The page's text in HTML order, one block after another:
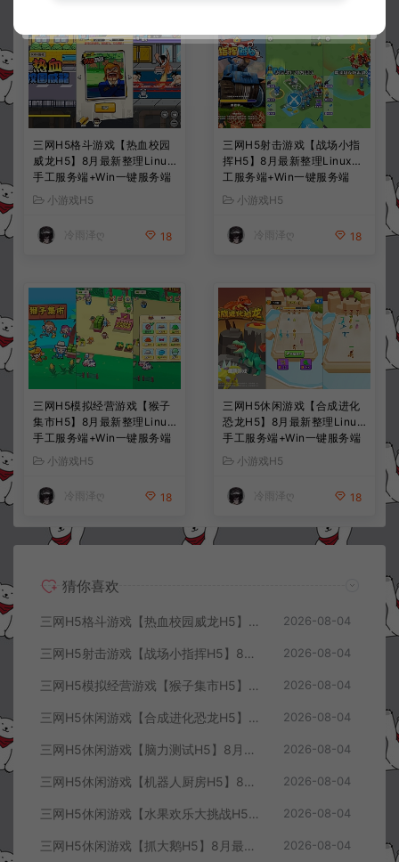
三网H5格斗游戏【热血校园
威龙H5】8月最新整理Linux
手工服务端+Win一键服务端
+解压即玩+简易安卓客户端
+详细搭建教程
小游戏H5
冷雨泽ღ 18
三网H5射击游戏【战场小指
挥H5】8月最新整理Linux手
工服务端+Win一键服务端
+解压即玩+简易安卓客户端
+详细搭建教程
小游戏H5
冷雨泽ღ 18
三网H5模拟经营游戏【猴子
集市H5】8月最新整理Linux
手工服务端+Win一键服务端
+解压即玩+简易安卓客户端
+详细搭建教程
小游戏H5
冷雨泽ღ 18
三网H5休闲游戏【合成进化
恐龙H5】8月最新整理Linux
手工服务端+Win一键服务端
+解压即玩+简易安卓客户端
+详细搭建教程
小游戏H5
冷雨泽ღ 18
猜你喜欢
三网H5格斗游戏【热血校园威龙H5】8月最新整理Linux手工服务端+Win一键服务端+解压即玩+简易安卓客户端+详细搭建教程 2026-08-04
三网H5射击游戏【战场小指挥H5】8月最新整理Linux手工服务端+Win一键服务端+解压即玩+简易安卓客户端+详细搭建教程 2026-08-04
三网H5模拟经营游戏【猴子集市H5】8月最新整理Linux手工服务端+Win一键服务端+解压即玩+简易安卓客户端+详细搭建教程 2026-08-04
三网H5休闲游戏【合成进化恐龙H5】8月最新整理Linux手工服务端+Win一键服务端+解压即玩+简易安卓客户端+详细搭建教程 2026-08-04
三网H5休闲游戏【脑力测试H5】8月最新整理Linux手工服务端+Win一键服务端+解压即玩+简易安卓客户端+详细搭建教程 2026-08-04
三网H5休闲游戏【机器人厨房H5】8月最新整理Linux手工服务端+Win一键服务端+解压即玩+简易安卓客户端+详细搭建教程 2026-08-04
三网H5休闲游戏【水果欢乐大挑战H5】8月最新整理Linux手工服务端+Win一键服务端+解压即玩+简易安卓客户端+详细搭建教程 2026-08-04
三网H5休闲游戏【抓大鹅H5】8月最新整理Linux手工服务端+Win一键服务端+解压即玩+简易安卓客户端+详细搭建教程 2026-08-04